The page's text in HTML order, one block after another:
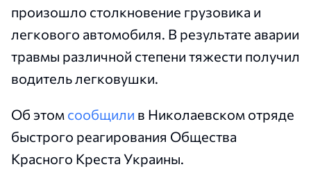
произошло столкновение грузовика и
легкового автомобиля. В результате аварии
травмы различной степени тяжести получил
водитель легковушки.
Об этом сообщили в Николаевском отряде
быстрого реагирования Общества
Красного Креста Украины.